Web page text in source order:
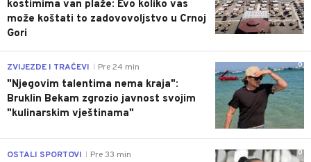
kostimima van plaže: Evo koliko vas
može koštati to zadovovoljstvo u Crnoj
Gori
0
ZVIJEZDE I TRAČEVI Pre 24 min
"Njegovim talentima nema kraja":
Bruklin Bekam zgrozio javnost svojim
"kulinarskim vještinama"
0
OSTALI SPORTOVI Pre 33 min